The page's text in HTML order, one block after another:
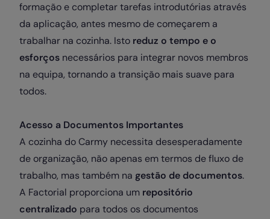
formação e completar tarefas introdutórias através
da aplicação, antes mesmo de começarem a
trabalhar na cozinha. Isto reduz o tempo e o
esforços necessários para integrar novos membros
na equipa, tornando a transição mais suave para
todos.
Acesso a Documentos Importantes
A cozinha do Carmy necessita desesperadamente
de organização, não apenas em termos de fluxo de
trabalho, mas também na gestão de documentos.
A Factorial proporciona um repositório
centralizado para todos os documentos